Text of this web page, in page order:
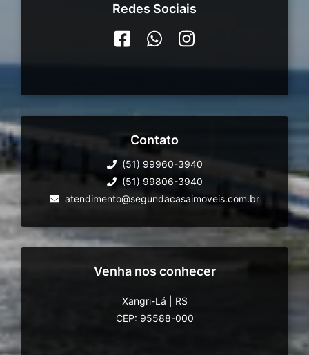
Redes Sociais
Contato
(51) 99960-3940
(51) 99806-3940
atendimento@segundacasaimoveis.com.br
Venha nos conhecer
Xangri-Lá
RS
CEP: 95588-000